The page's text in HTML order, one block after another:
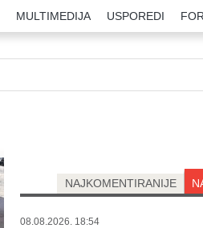
MULTIMEDIJA USPOREDI
NAJKOMENTIRANIJE
08.08.2026. 18:54